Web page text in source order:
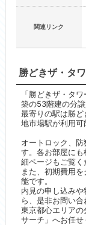
関連リンク
勝どきザ・タ
「勝どきザ・タ
築の53階建の分譲
最寄りの駅は勝
地市場駅が利用可
オートロック、
す。各お部屋に
細ページもご覧く
また、初期費用
能です。
内見の申し込み
ら、是非お問い合
東京都心エリア
サーチ」へお任せ